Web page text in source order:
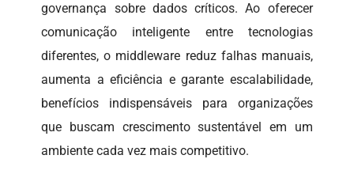
governança sobre dados críticos. Ao oferecer
comunicação inteligente entre tecnologias
diferentes, o middleware reduz falhas manuais,
aumenta a eficiência e garante escalabilidade,
benefícios indispensáveis para organizações
que buscam crescimento sustentável em um
ambiente cada vez mais competitivo.